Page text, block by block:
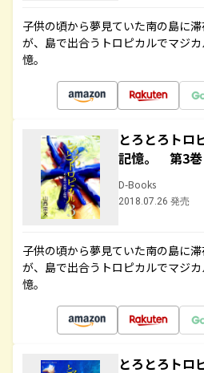
子供の頃から夢見ていた南の島に
が、島で出合うトロピカルでマジ
憶。
とろとろト
記憶。 第3巻
D-Books
2018.07.26 発売
子供の頃から夢見ていた南の島に
が、島で出合うトロピカルでマジ
憶。
とろとろト